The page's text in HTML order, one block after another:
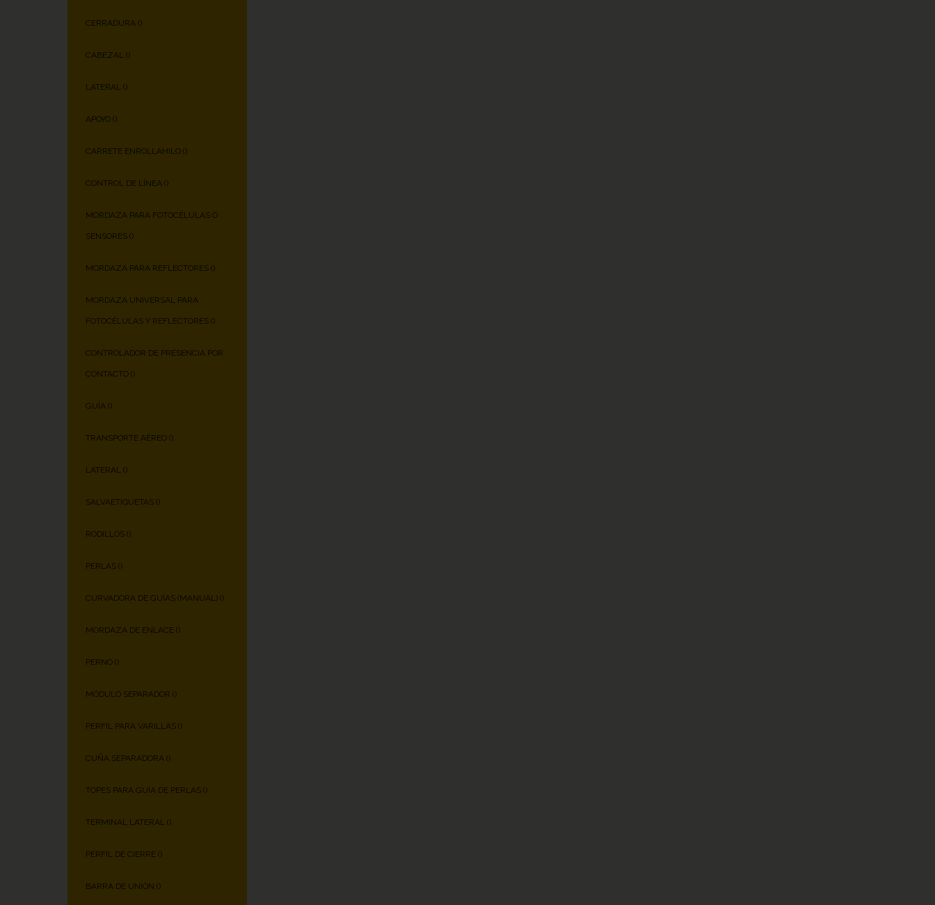
CERRADURA ()
CABEZAL ()
LATERAL ()
APOYO ()
CARRETE ENROLLAHILO ()
CONTROL DE LÍNEA ()
MORDAZA PARA FOTOCÉLULAS O
SENSORES ()
MORDAZA PARA REFLECTORES ()
MORDAZA UNIVERSAL PARA
FOTOCÉLULAS Y REFLECTORES ()
CONTROLADOR DE PRESENCIA POR
CONTACTO ()
GUÍA ()
TRANSPORTE AÉREO ()
LATERAL ()
SALVAETIQUETAS ()
RODILLOS ()
PERLAS ()
CURVADORA DE GUÍAS (MANUAL) ()
MORDAZA DE ENLACE ()
PERNO ()
MÓDULO SEPARADOR ()
PERFIL PARA VARILLAS ()
CUÑA SEPARADORA ()
TOPES PARA GUÍA DE PERLAS ()
TERMINAL LATERAL ()
PERFIL DE CIERRE ()
BARRA DE UNIÓN ()